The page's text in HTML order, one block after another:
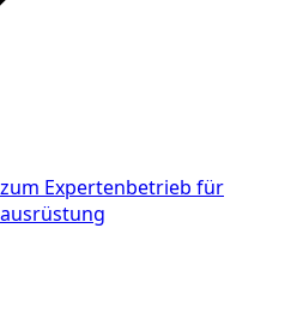
Expertenbetrieb für